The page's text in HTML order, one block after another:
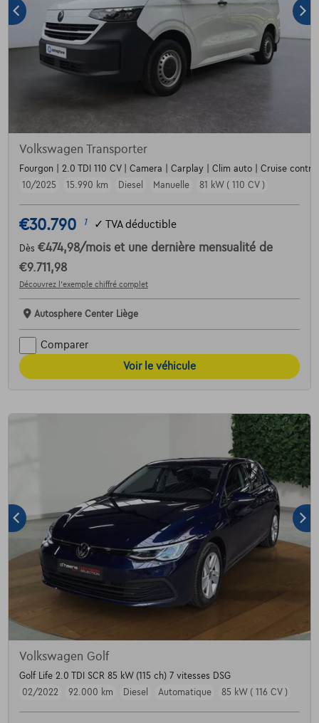
Volkswagen Transporter
Fourgon | 2.0 TDI 110 CV | Camera | Carplay | Clim auto | Cruise
10/2025
15.990 km Diesel Manuelle 81 kW ( 110 CV )
€30.790 1 ✓ TVA déductible
Dès €474,98/mois et une dernière mensualité de
€9.711,98
Découvrez l’exemple chiffré complet
Autosphere Center Liège
Comparer
Voir le véhicule
Volkswagen Golf
Golf Life 2.0 TDI SCR 85 kW (115 ch) 7 vitesses DSG
02/2022
92.000 km Diesel Automatique 85 kW ( 116 CV )